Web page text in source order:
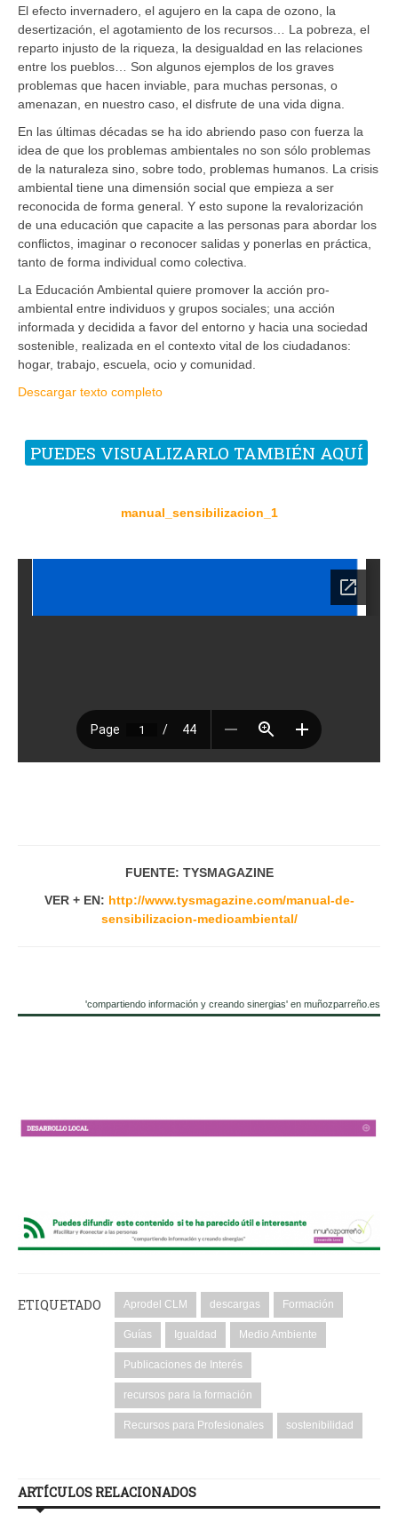
El efecto invernadero, el agujero en la capa de ozono, la
desertización, el agotamiento de los recursos… La pobreza, el
reparto injusto de la riqueza, la desigualdad en las relaciones
entre los pueblos… Son algunos ejemplos de los graves
problemas que hacen inviable, para muchas personas, o
amenazan, en nuestro caso, el disfrute de una vida digna.
En las últimas décadas se ha ido abriendo paso con fuerza la
idea de que los problemas ambientales no son sólo problemas
de la naturaleza sino, sobre todo, problemas humanos. La crisis
ambiental tiene una dimensión social que empieza a ser
reconocida de forma general. Y esto supone la revalorización
de una educación que capacite a las personas para abordar los
conflictos, imaginar o reconocer salidas y ponerlas en práctica,
tanto de forma individual como colectiva.
La Educación Ambiental quiere promover la acción pro-
ambiental entre individuos y grupos sociales; una acción
informada y decidida a favor del entorno y hacia una sociedad
sostenible, realizada en el contexto vital de los ciudadanos:
hogar, trabajo, escuela, ocio y comunidad.
Descargar texto completo
PUEDES VISUALIZARLO TAMBIÉN AQUÍ
manual_sensibilizacion_1
FUENTE: TYSMAGAZINE
VER + EN: http://www.tysmagazine.com/manual-de-
sensibilizacion-medioambiental/
'compartiendo información y creando sinergias' en muñozparreño.es
ETIQUETADO Aprodel CLM descargas Formación
Guías Igualdad Medio Ambiente
Publicaciones de Interés
recursos para la formación
Recursos para Profesionales sostenibilidad
ARTÍCULOS RELACIONADOS